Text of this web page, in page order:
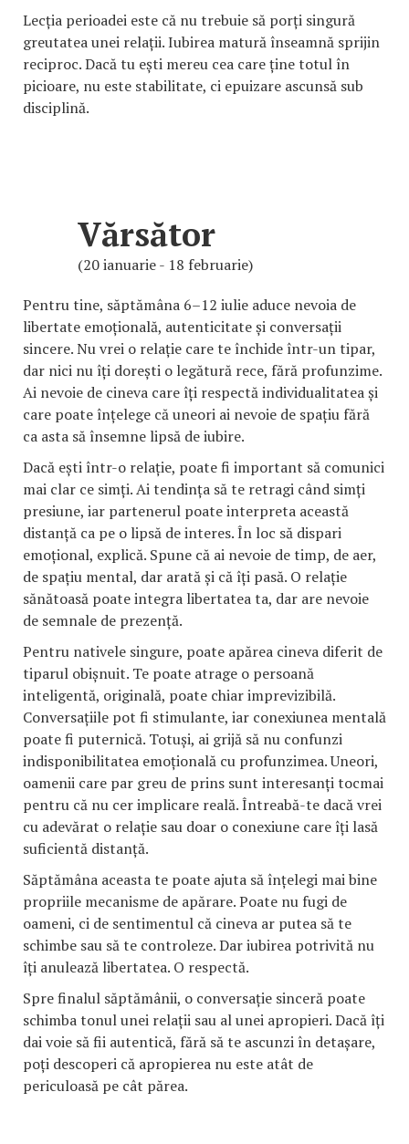
Lecția perioadei este că nu trebuie să porți singură
greutatea unei relații. Iubirea matură înseamnă sprijin
reciproc. Dacă tu ești mereu cea care ține totul în
picioare, nu este stabilitate, ci epuizare ascunsă sub
disciplină.
Vărsător
(20 ianuarie - 18 februarie)
Pentru tine, săptămâna 6–12 iulie aduce nevoia de
libertate emoțională, autenticitate și conversații
sincere. Nu vrei o relație care te închide într-un tipar,
dar nici nu îți dorești o legătură rece, fără profunzime.
Ai nevoie de cineva care îți respectă individualitatea și
care poate înțelege că uneori ai nevoie de spațiu fără
ca asta să însemne lipsă de iubire.
Dacă ești într-o relație, poate fi important să comunici
mai clar ce simți. Ai tendința să te retragi când simți
presiune, iar partenerul poate interpreta această
distanță ca pe o lipsă de interes. În loc să dispari
emoțional, explică. Spune că ai nevoie de timp, de aer,
de spațiu mental, dar arată și că îți pasă. O relație
sănătoasă poate integra libertatea ta, dar are nevoie
de semnale de prezență.
Pentru nativele singure, poate apărea cineva diferit de
tiparul obișnuit. Te poate atrage o persoană
inteligentă, originală, poate chiar imprevizibilă.
Conversațiile pot fi stimulante, iar conexiunea mentală
poate fi puternică. Totuși, ai grijă să nu confunzi
indisponibilitatea emoțională cu profunzimea. Uneori,
oamenii care par greu de prins sunt interesanți tocmai
pentru că nu cer implicare reală. Întreabă-te dacă vrei
cu adevărat o relație sau doar o conexiune care îți lasă
suficientă distanță.
Săptămâna aceasta te poate ajuta să înțelegi mai bine
propriile mecanisme de apărare. Poate nu fugi de
oameni, ci de sentimentul că cineva ar putea să te
schimbe sau să te controleze. Dar iubirea potrivită nu
îți anulează libertatea. O respectă.
Spre finalul săptămânii, o conversație sinceră poate
schimba tonul unei relații sau al unei apropieri. Dacă îți
dai voie să fii autentică, fără să te ascunzi în detașare,
poți descoperi că apropierea nu este atât de
periculoasă pe cât părea.